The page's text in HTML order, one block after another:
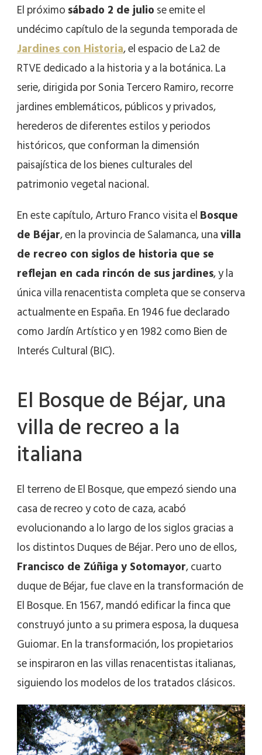
El próximosábado 2 de juliose emite el
undécimo capítulo de la segunda temporada de
Jardines con Historia, el espacio de La2 de
RTVE dedicado a la historia y a la botánica. La
serie, dirigida por Sonia Tercero Ramiro, recorre
jardines emblemáticos, públicos y privados,
herederos de diferentes estilos y periodos
históricos, que conforman la dimensión
paisajística de los bienes culturales del
patrimonio vegetal nacional.
En este capítulo, Arturo Franco visita elBosque
de Béjar, en la provincia de Salamanca, unavilla
de recreo con siglos de historia que se
reflejan en cada rincón de sus jardines, y la
única villa renacentista completa que se conserva
actualmente en España. En 1946 fue declarado
como Jardín Artístico y en 1982 como Bien de
Interés Cultural (BIC).
El Bosque de Béjar, una
villa de recreo a la
italiana
El terreno de El Bosque, que empezó siendo una
casa de recreo y coto de caza, acabó
evolucionando a lo largo de los siglos gracias a
los distintos Duques de Béjar. Pero uno de ellos,
Francisco de Zúñiga y Sotomayor, cuarto
duque de Béjar, fue clave en la transformación de
El Bosque. En 1567, mandó edificar la finca que
construyó junto a su primera esposa, la duquesa
Guiomar. En la transformación, los propietarios
se inspiraron en las villas renacentistas italianas,
siguiendo los modelos de los tratados clásicos.